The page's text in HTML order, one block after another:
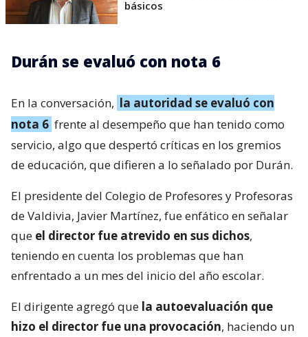
básicos
Durán se evaluó con nota 6
En la conversación, la autoridad se evaluó con
nota 6 frente al desempeño que han tenido como
servicio, algo que despertó críticas en los gremios
de educación, que difieren a lo señalado por Durán.
El presidente del Colegio de Profesores y Profesoras
de Valdivia, Javier Martínez, fue enfático en señalar
que el director fue atrevido en sus dichos,
teniendo en cuenta los problemas que han
enfrentado a un mes del inicio del año escolar.
El dirigente agregó que la autoevaluación que
hizo el director fue una provocación, haciendo un